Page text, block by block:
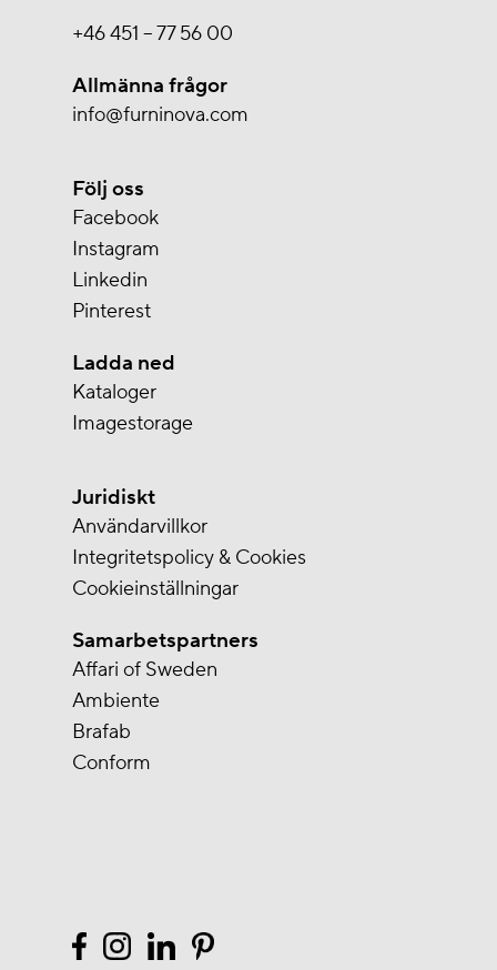
+46 451 – 77 56 00
Allmänna frågor
info@furninova.com
Följ oss
Facebook
Instagram
Linkedin
Pinterest
Ladda ned
Kataloger
Imagestorage
Juridiskt
Användarvillkor
Integritetspolicy & Cookies
Cookieinställningar
Samarbetspartners
Affari of Sweden
Ambiente
Brafab
Conform